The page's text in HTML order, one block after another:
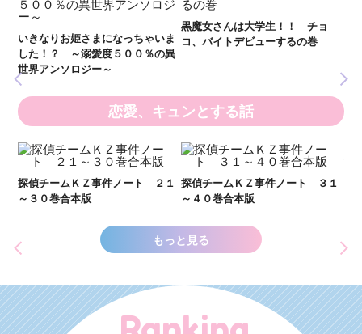
コ、バイトデビューするの巻
新 妖界ナビ・ルナ１～１１ 全
１１巻合本版
恋愛、キュンとする話
探偵チームＫＺ事件ノート ３１
～４０巻合本版
探偵チームＫＺ事件ノート １１
～２０巻合本版
もっと見る